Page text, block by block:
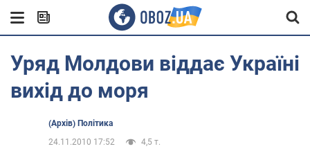
Уряд Молдови віддає Україні
вихід до моря
(Архів) Політика
24.11.2010 17:52
4,5 т.